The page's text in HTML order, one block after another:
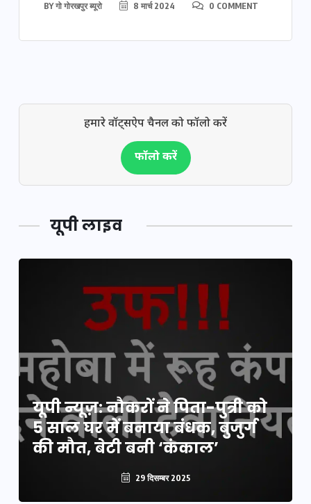
BYगो गोरखपुर ब्यूरो 8 मार्च 2024 0 COMMENT
हमारे वॉट्सऐप चैनल को फॉलो करें
फॉलो करें
यूपी लाइव
यूपी न्यूज़: नौकरों ने पिता-पुत्री को
5 साल घर में बनाया बंधक, बुजुर्ग
की मौत, बेटी बनी ‘कंकाल’
29 दिसम्बर 2025
यूपी लेखपाल भर्ती: ओबीसी को
मिली बड़ी राहत, 2158 पदों पर बंपर
वैकेंसी, जनरल कोटे में भारी कटौती
29 दिसम्बर 2025